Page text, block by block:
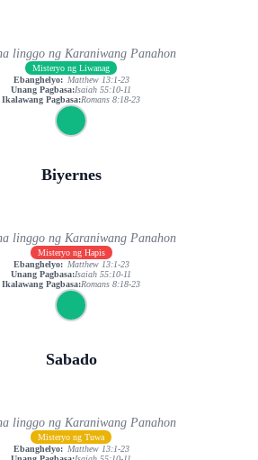
linggo ng Karaniwang Panahon
Misteryo ng Liwanag
Ebanghelyo: Matthew 13:1-23
Unang Pagbasa:Isaiah 55:10-11
Ikalawang Pagbasa:Romans 8:18-23
Biyernes
linggo ng Karaniwang Panahon
Misteryo ng Hapis
Ebanghelyo: Matthew 13:1-23
Unang Pagbasa:Isaiah 55:10-11
Ikalawang Pagbasa:Romans 8:18-23
Sabado
linggo ng Karaniwang Panahon
Misteryo ng Tuwa
Ebanghelyo: Matthew 13:1-23